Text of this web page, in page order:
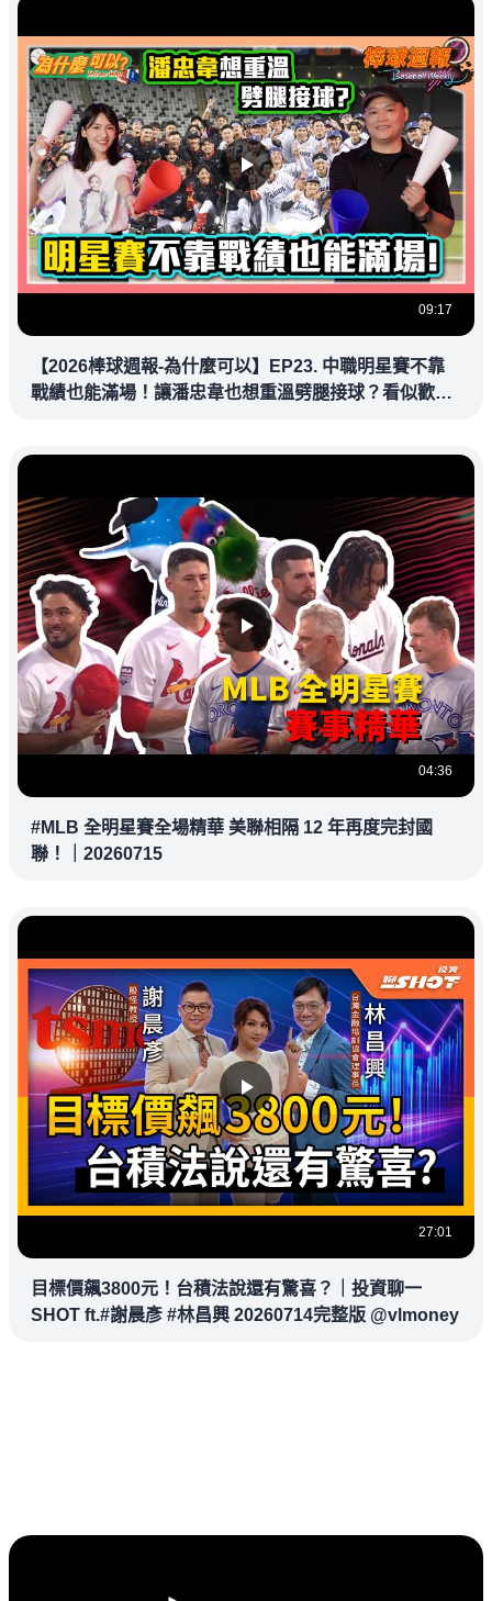
09:17
【2026棒球週報-為什麼可以】EP23. 中職明星賽不靠
戰績也能滿場！讓潘忠韋也想重溫劈腿接球？看似歡樂
04:36
#MLB 全明星賽全場精華 美聯相隔 12 年再度完封國
聯！｜20260715
27:01
目標價飆3800元！台積法說還有驚喜？｜投資聊一
SHOT ft.#謝晨彥 #林昌興 20260714完整版 @vlmoney